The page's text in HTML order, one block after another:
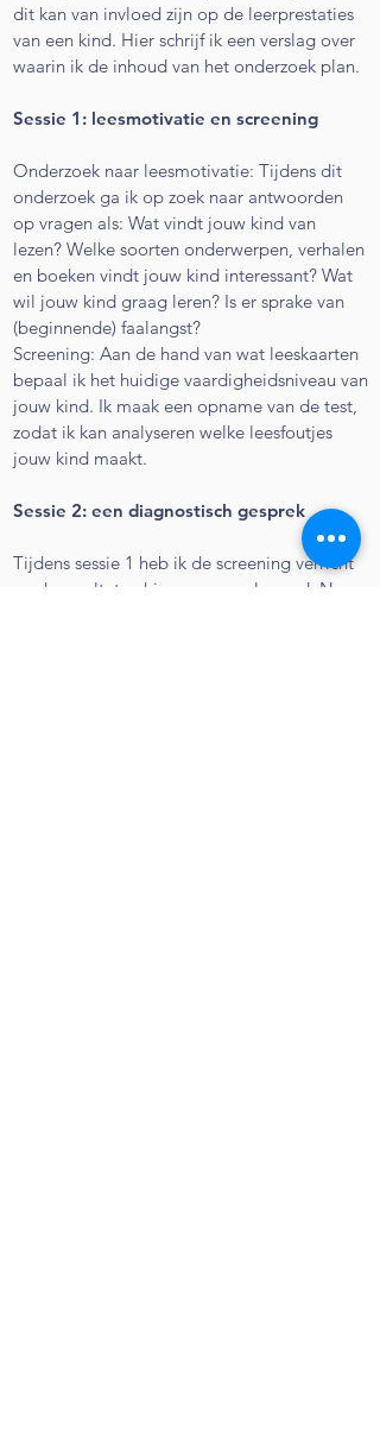
dit kan van invloed zijn op de leerprestaties
van een kind. Hier schrijf ik een verslag over
waarin ik de inhoud van het onderzoek plan.
Sessie 1: leesmotivatie en screening
Onderzoek naar leesmotivatie: Tijdens dit
onderzoek ga ik op zoek naar antwoorden
op vragen als: Wat vindt jouw kind van
lezen? Welke soorten onderwerpen, verhalen
en boeken vindt jouw kind interessant? Wat
wil jouw kind graag leren? Is er sprake van
(beginnende) faalangst?
Screening: Aan de hand van wat leeskaarten
bepaal ik het huidige vaardigheidsniveau van
jouw kind. Ik maak een opname van de test,
zodat ik kan analyseren welke leesfoutjes
jouw kind maakt.
Sessie 2: een diagnostisch gesprek
Tijdens sessie 1 heb ik de screening verricht
en de resultaten hiervan geanalyseerd. Naar